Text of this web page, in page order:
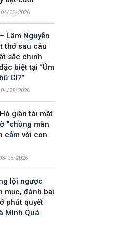
04/08/2026
Lâm Nguyễn
thở sau câu
sắc chinh
biệt tại “Úm
Gì?”
04/08/2026
giận tái mặt
“chồng màn
cảm với con
03/08/2026
lội ngược
mục, đánh bại
phút quyết
Mình Quá